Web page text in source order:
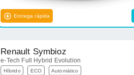
Entrega rápida
Renault Symbioz
e-Tech Full Hybrid Evolution
Híbrido ECO Automático